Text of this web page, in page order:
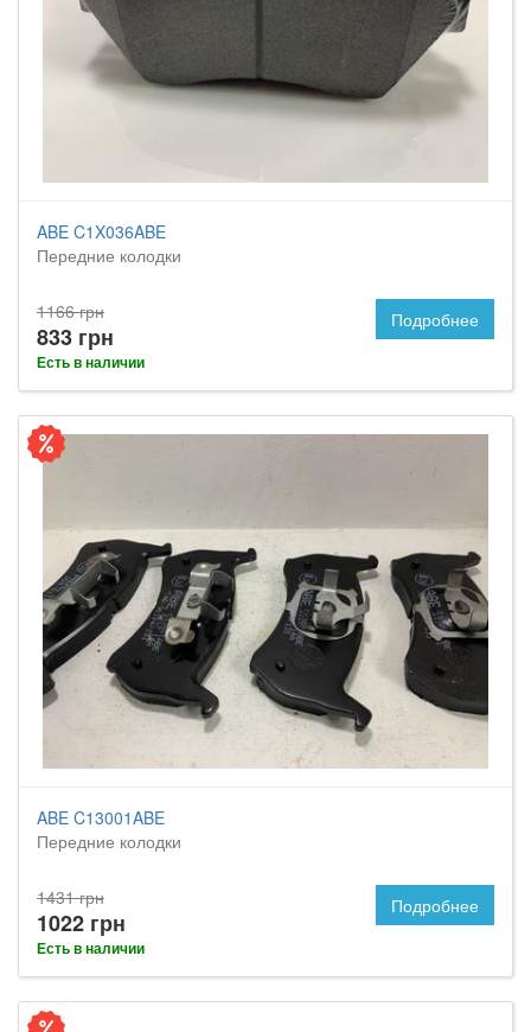
ABE C1X036ABE
Передние колодки
1166 грн
833 грн
Есть в наличии
Подробнее
ABE C13001ABE
Передние колодки
1431 грн
1022 грн
Есть в наличии
Подробнее